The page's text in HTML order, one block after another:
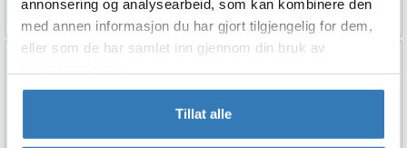
annonsering og analysearbeid, som kan kombinere den
med annen informasjon du har gjort tilgjengelig for dem,
eller som de har samlet inn gjennom din bruk av
Tillat alle